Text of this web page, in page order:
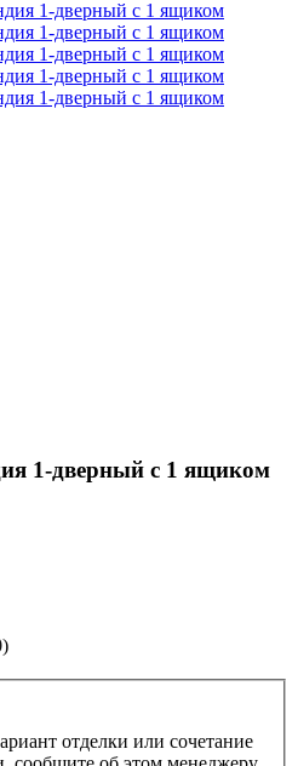
1-дверный с 1 ящиком
)
отделки или сочетание